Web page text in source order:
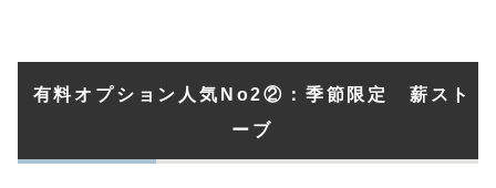
有料オプション人気No2②：季節限定 薪スト
ーブ